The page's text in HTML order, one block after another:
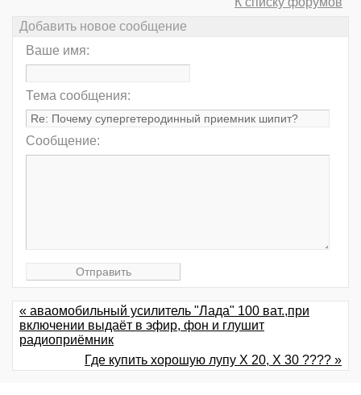
Добавить новое сообщение
Ваше имя:
Тема сообщения:
Сообщение:
« аваомобильный усилитель "Лада" 100 ват.,при
включении выдаёт в эфир, фон и глушит
радиоприёмник
Где купить хорошую лупу Х 20, Х 30 ???? »